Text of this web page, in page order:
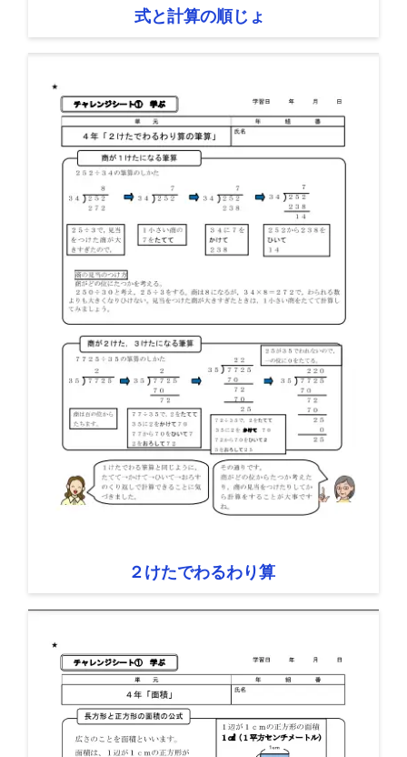
式と計算の順じょ
２けたでわるわり算